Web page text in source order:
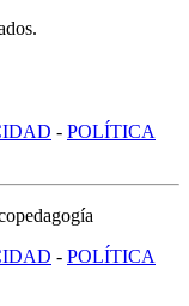
- POLÍTICA
- POLÍTICA